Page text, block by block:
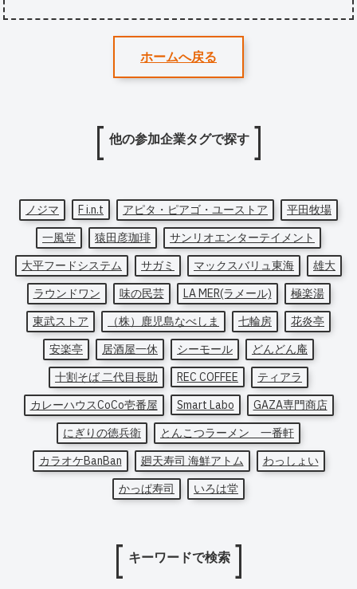
ホームへ戻る
他の参加企業タグで探す
ノジマ F i.n.t アピタ・ピアゴ・ユーストア
平田牧場
一風堂
猿田彦珈琲
サンリオエンターテイメント
大平フードシステム
サガミ マックスバリュ東海
雄大
ラウンドワン
味の民芸 LA MER(ラメール)
極楽湯
東武ストア
（株）鹿児島なべしま 七輪房
花炎亭
安楽亭
居酒屋一休 シーモール
どんどん庵
十割そば 二代目長助
REC COFFEE
ティアラ
カレーハウスCoCo壱番屋
Smart Labo
GAZA専門商店
にぎりの徳兵衛
とんこつラーメン 一番軒
カラオケBanBan
廻天寿司 海鮮アトム
わっしょい
かっぱ寿司
いろは堂
キーワードで検索